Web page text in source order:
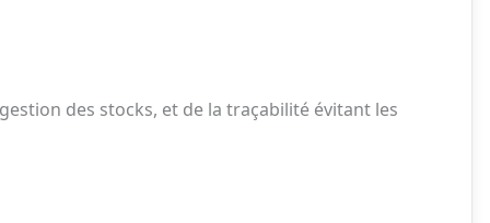
des stocks, et de la traçabilité évitant les